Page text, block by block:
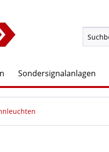
Sondersignalanlagen